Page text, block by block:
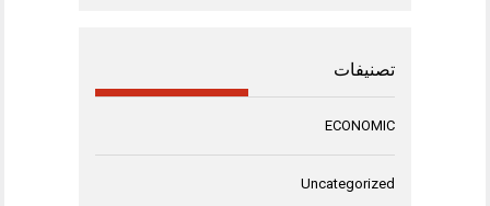
تصنيفات
ECONOMIC
Uncategorized